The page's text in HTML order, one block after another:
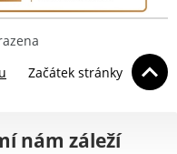
Začátek stránky
nám záleží